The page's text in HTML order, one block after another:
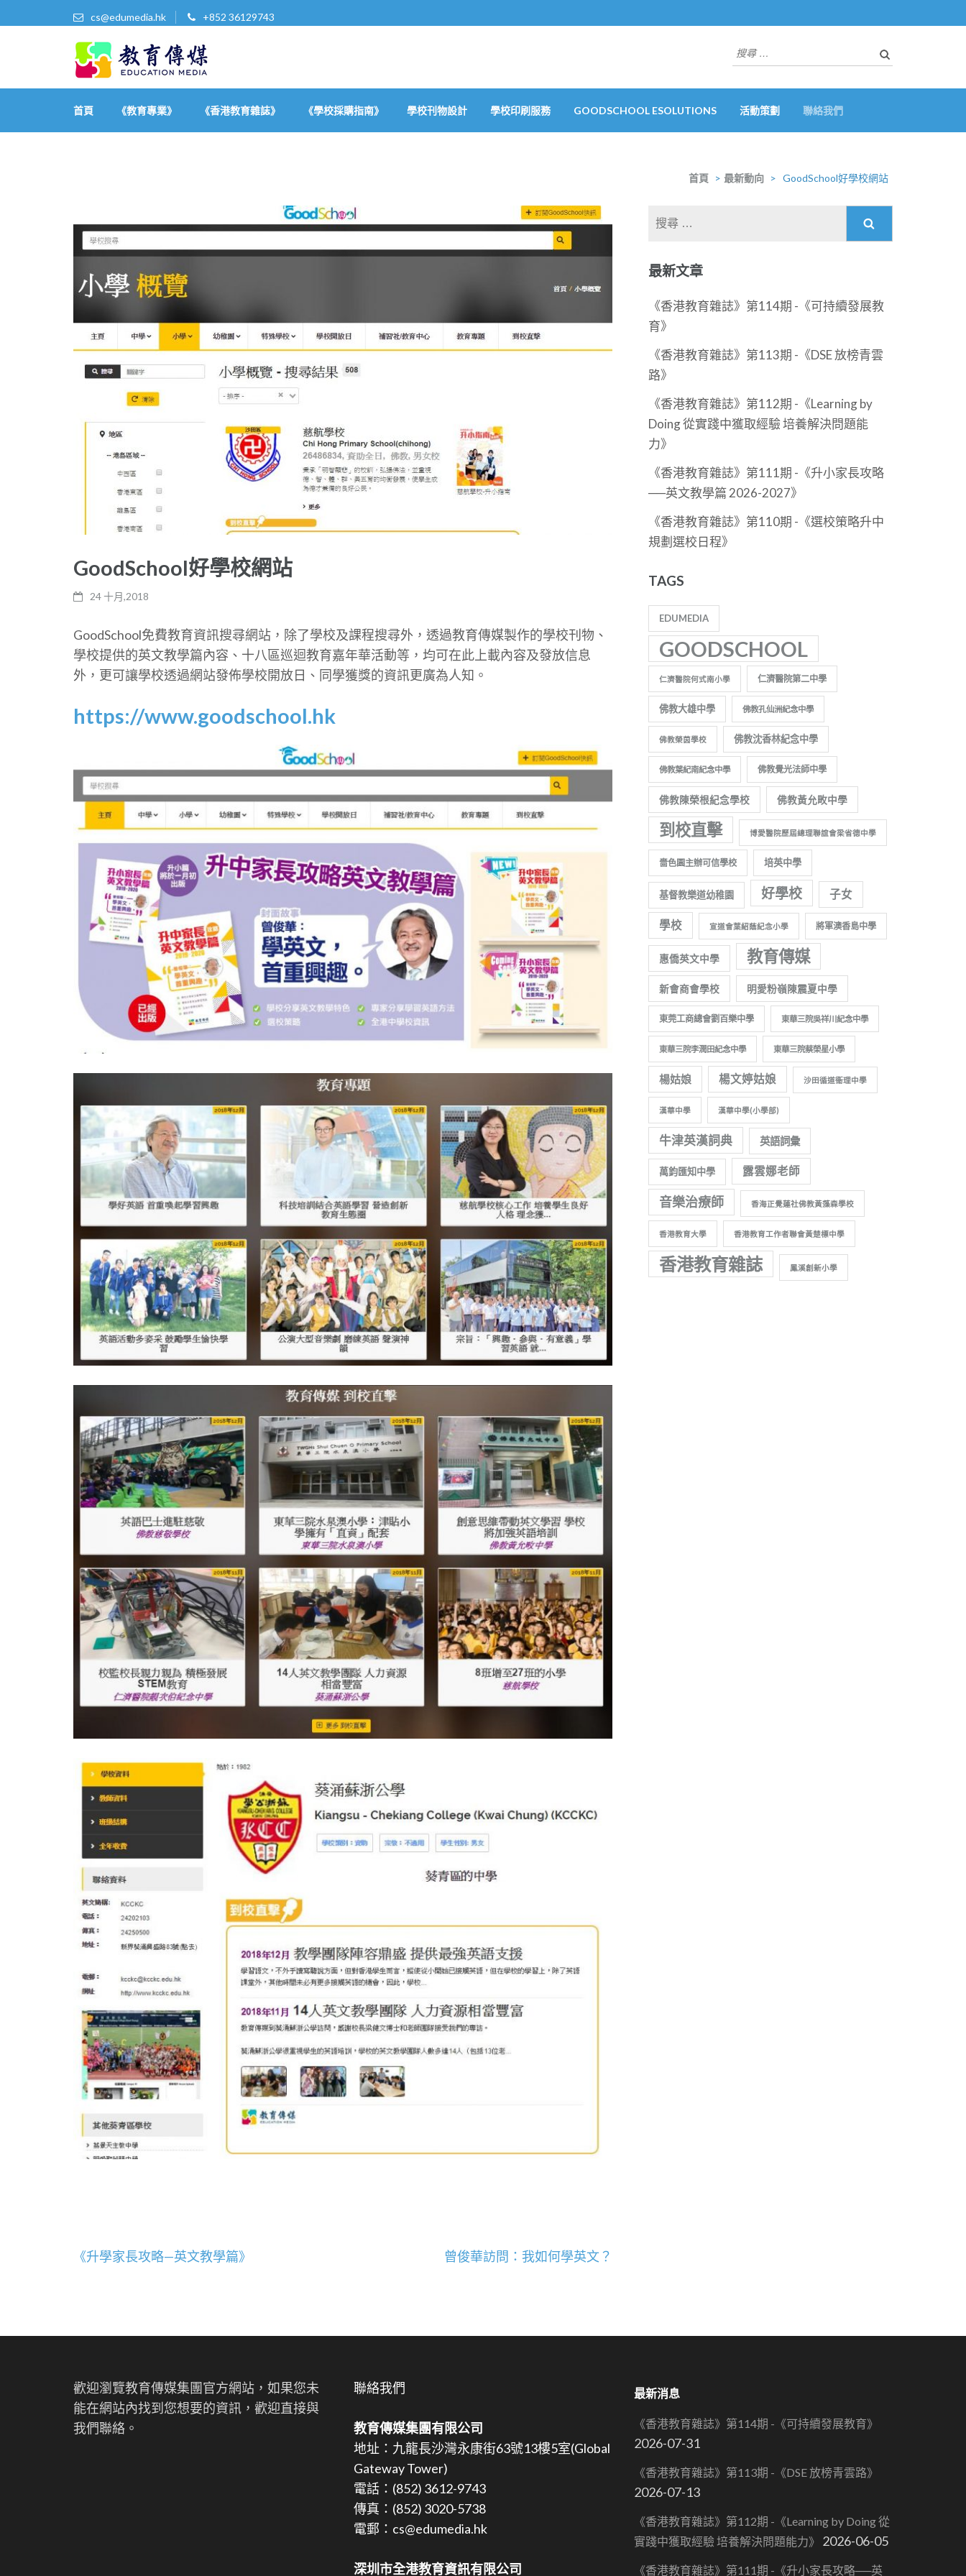
cs@edumedia.hk +852 36129743
教育傳媒集團有限公司
搜
尋
關
於：
首頁 《教育專業》 《香港教育雜誌》 《學校採購指南》 學校刊物設計 學校印刷服務 GOODSCHOOL ESOLUTIONS 活動策劃 聯絡我們
首頁 > 最新動向 > GoodSchool好學校網站
GoodSchool好學校網站
24 十月,2018
GoodSchool免費教育資訊搜尋網站，除了學校及課程搜尋外，透過教育傳媒製作的學校刊物、
學校提供的英文教學篇內容、十八區巡迴教育嘉年華活動等，均可在此上載內容及發放信息
外，更可讓學校透過網站發佈學校開放日、同學獲獎的資訊更廣為人知。
https://www.goodschool.hk
文
《升學家長攻略—英文教學篇》 曾俊華訪問：我如何學英文？
最新文章
《香港教育雜誌》第114期 -《可持續發展教
育》
《香港教育雜誌》第113期 -《DSE 放榜青雲
路》
《香港教育雜誌》第112期 -《Learning by
Doing 從實踐中獲取經驗 培養解決問題能
力》
《香港教育雜誌》第111期 -《升小家長攻略
──英文教學篇 2026-2027》
《香港教育雜誌》第110期 -《選校策略升中
規劃選校日程》
TAGS
EDUMEDIA
GOODSCHOOL
仁濟醫院何式南小學 仁濟醫院第二中學
佛教大雄中學 佛教孔仙洲紀念中學
佛教榮茵學校 佛教沈香林紀念中學
佛教葉紀南紀念中學 佛教覺光法師中學
佛教陳榮根紀念學校 佛教黃允畋中學
到校直擊 博愛醫院歷屆總理聯誼會梁省德中學
嗇色園主辦可信學校 培英中學
基督教樂道幼稚園 好學校 子女
學校 宣道會葉紹蔭紀念小學 將軍澳香島中學
惠僑英文中學 教育傳媒
新會商會學校 明愛粉嶺陳震夏中學
東莞工商總會劉百樂中學 東華三院吳祥川紀念中學
東華三院李潤田紀念中學 東華三院蔡榮星小學
楊姑娘 楊文婷姑娘 沙田循道衞理中學
漢華中學 漢華中學(小學部)
牛津英漢詞典 英語詞彙
萬鈞匯知中學 露雲娜老師
音樂治療師 香海正覺蓮社佛教黃藻森學校
香港教育大學 香港教育工作者聯會黃楚標中學
香港教育雜誌 鳳溪創新小學
歡迎瀏覽教育傳媒集團官方網站，如果您未
能在網站內找到您想要的資訊，歡迎直接與
我們聯絡。
聯絡我們
教育傳媒集團有限公司
地址：九龍長沙灣永康街63號13樓5室(Global
Gateway Tower)
電話：(852) 3612-9743
傳真：(852) 3020-5738
電郵：cs@edumedia.hk
深圳市全港教育資訊有限公司
最新消息
《香港教育雜誌》第114期 -《可持續發展教育》
2026-07-31
《香港教育雜誌》第113期 -《DSE 放榜青雲路》
2026-07-13
《香港教育雜誌》第112期 -《Learning by Doing 從
實踐中獲取經驗 培養解決問題能力》
2026-06-05
《香港教育雜誌》第111期 -《升小家長攻略──英